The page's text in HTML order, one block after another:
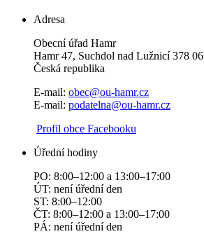
Adresa
Obecní úřad Hamr
Hamr 47, Suchdol nad Lužnicí 378 06
Česká republika
E-mail: obec@ou-hamr.cz
E-mail: podatelna@ou-hamr.cz
Profil obce Facebooku
Úřední hodiny
PO: 8:00–12:00 a 13:00–17:00
ÚT: není úřední den
ST: 8:00–12:00
ČT: 8:00–12:00 a 13:00–17:00
PÁ: není úřední den